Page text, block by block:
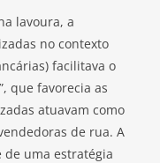
lavoura, a
no contexto
facilitava o
que favorecia as
atuavam como
de rua. A
uma estratégia